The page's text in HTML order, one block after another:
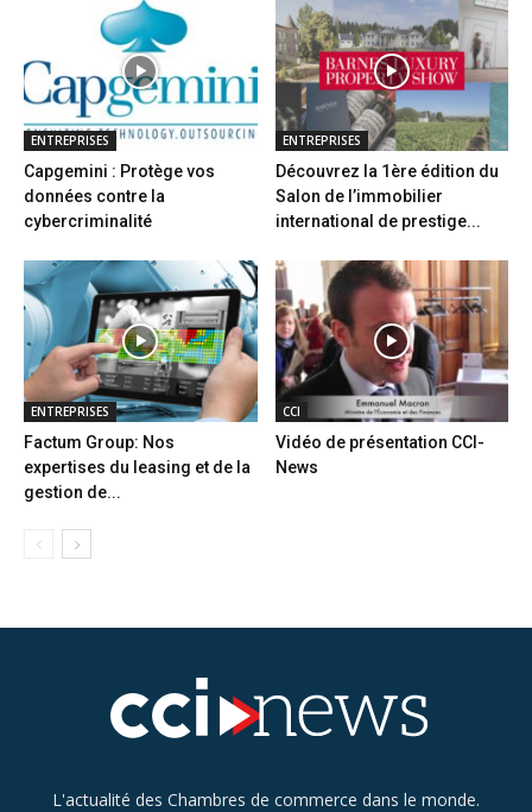
ENTREPRISES
Capgemini : Protège vos
données contre la
cybercriminalité
ENTREPRISES
Découvrez la 1ère édition du
Salon de l’immobilier
international de prestige...
ENTREPRISES
Factum Group: Nos
expertises du leasing et de la
gestion de...
CCI
Vidéo de présentation CCI-
News
L'actualité des Chambres de commerce dans le monde.